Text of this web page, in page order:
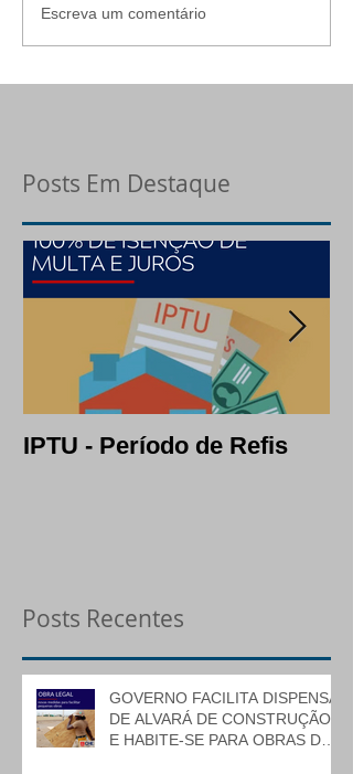
Posts Recentes
Posts Em Destaque
Escreva um comentário
IPTU - Período de Refis
GOVERNO FACILITA DISPENSA
DE ALVARÁ DE CONSTRUÇÃO
E HABITE-SE PARA OBRAS DE